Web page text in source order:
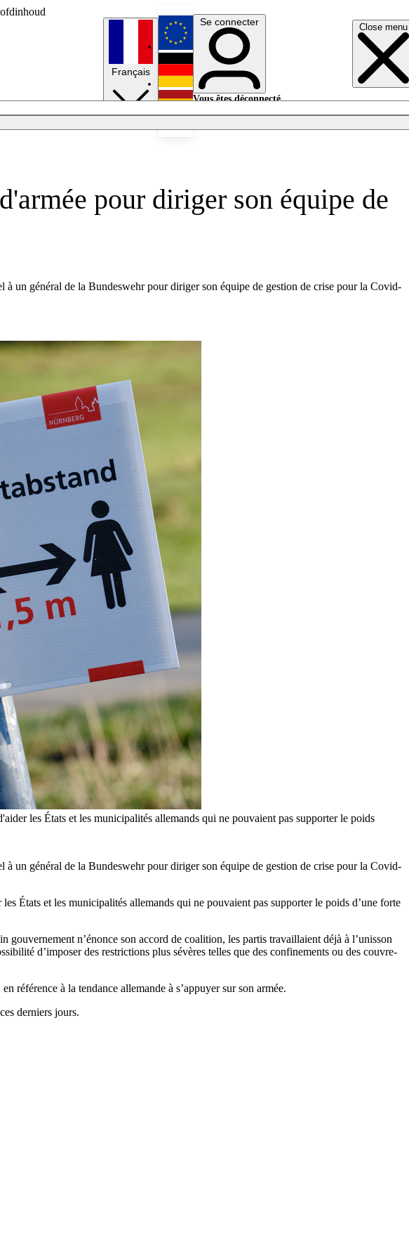
Close menu
Français
English
Deutsch
Se connecter
Vous êtes déconnecté.
pour diriger son équipe de
un général de la Bundeswehr pour diriger son équipe de gestion de crise pour la Covid-
les États et les municipalités allemands qui ne pouvaient pas supporter le poids
un général de la Bundeswehr pour diriger son équipe de gestion de crise pour la Covid-
États et les municipalités allemands qui ne pouvaient pas supporter le poids d’une forte
n’énonce son accord de coalition, les partis travaillaient déjà à l’unisson
d’imposer des restrictions plus sévères telles que des confinements ou des couvre-
à la tendance allemande à s’appuyer sur son armée.
derniers jours.